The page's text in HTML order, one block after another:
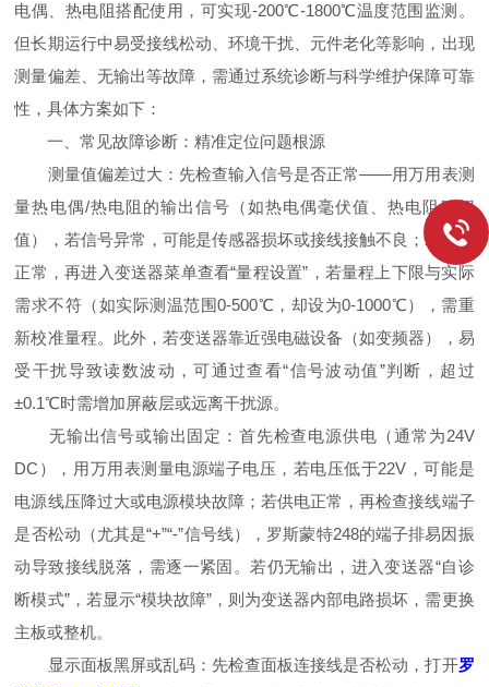
电偶、热电阻搭配使用，可实现-200℃-1800℃温度范围监测。
但长期运行中易受接线松动、环境干扰、元件老化等影响，出现
测量偏差、无输出等故障，需通过系统诊断与科学维护保障可靠
性，具体方案如下：
一、常见故障诊断：精准定位问题根源
测量值偏差过大：先检查输入信号是否正常——用万用表测
量热电偶/热电阻的输出信号（如热电偶毫伏值、热电阻欧姆
值），若信号异常，可能是传感器损坏或接线接触不良；若信号
正常，再进入变送器菜单查看“量程设置”，若量程上下限与实际
需求不符（如实际测温范围0-500℃，却设为0-1000℃），需重
新校准量程。此外，若变送器靠近强电磁设备（如变频器），易
受干扰导致读数波动，可通过查看“信号波动值”判断，超过
±0.1℃时需增加屏蔽层或远离干扰源。
无输出信号或输出固定：首先检查电源供电（通常为24V
DC），用万用表测量电源端子电压，若电压低于22V，可能是
电源线压降过大或电源模块故障；若供电正常，再检查接线端子
是否松动（尤其是“+”“-”信号线），罗斯蒙特248的端子排易因振
动导致接线脱落，需逐一紧固。若仍无输出，进入变送器“自诊
断模式”，若显示“模块故障”，则为变送器内部电路损坏，需更换
主板或整机。
显示面板黑屏或乱码：先检查面板连接线是否松动，打开罗